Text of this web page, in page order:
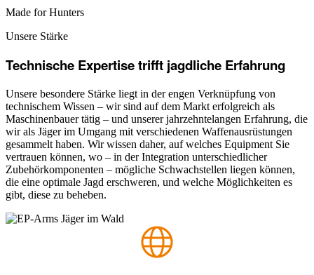
Made for Hunters
Unsere Stärke
Technische Expertise trifft jagdliche Erfahrung
Unsere besondere Stärke liegt in der engen Verknüpfung von
technischem Wissen – wir sind auf dem Markt erfolgreich als
Maschinenbauer tätig – und unserer jahrzehntelangen Erfahrung, die
wir als Jäger im Umgang mit verschiedenen Waffenausrüstungen
gesammelt haben. Wir wissen daher, auf welches Equipment Sie
vertrauen können, wo – in der Integration unterschiedlicher
Zubehörkomponenten – mögliche Schwachstellen liegen können,
die eine optimale Jagd erschweren, und welche Möglichkeiten es
gibt, diese zu beheben.